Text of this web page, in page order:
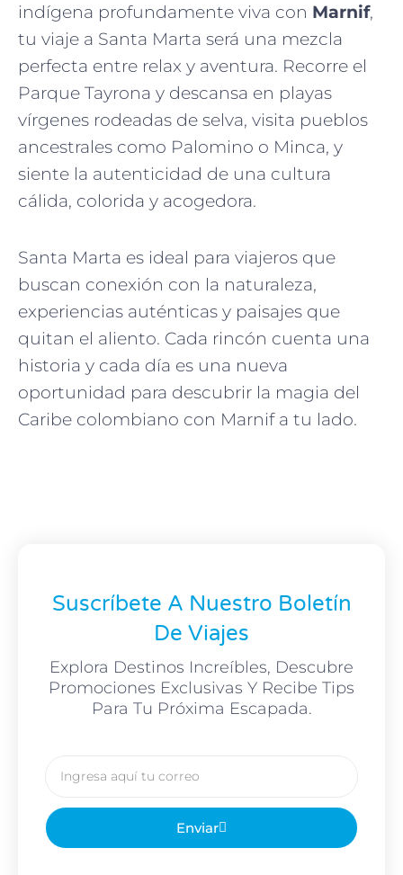
indígena profundamente viva con Marnif,
tu viaje a Santa Marta será una mezcla
perfecta entre relax y aventura. Recorre el
Parque Tayrona y descansa en playas
vírgenes rodeadas de selva, visita pueblos
ancestrales como Palomino o Minca, y
siente la autenticidad de una cultura
cálida, colorida y acogedora.
Santa Marta es ideal para viajeros que
buscan conexión con la naturaleza,
experiencias auténticas y paisajes que
quitan el aliento. Cada rincón cuenta una
historia y cada día es una nueva
oportunidad para descubrir la magia del
Caribe colombiano con Marnif a tu lado.
Suscríbete A Nuestro Boletín
De Viajes
Explora Destinos Increíbles, Descubre
Promociones Exclusivas Y Recibe Tips
Para Tu Próxima Escapada.
electronico
Enviar